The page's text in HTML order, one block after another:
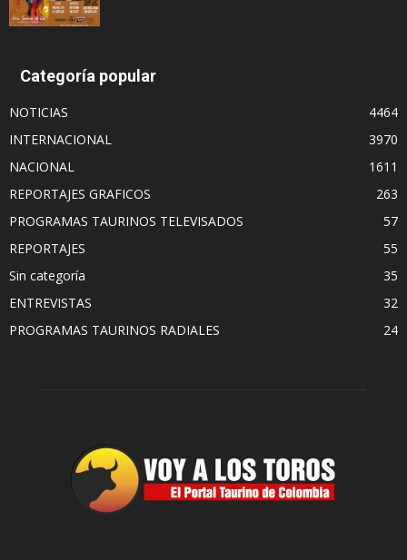
Categoría popular
NOTICIAS
4464
INTERNACIONAL
3970
NACIONAL
1611
REPORTAJES GRAFICOS
263
PROGRAMAS TAURINOS TELEVISADOS
57
REPORTAJES
55
Sin categoría
35
ENTREVISTAS
32
PROGRAMAS TAURINOS RADIALES
24